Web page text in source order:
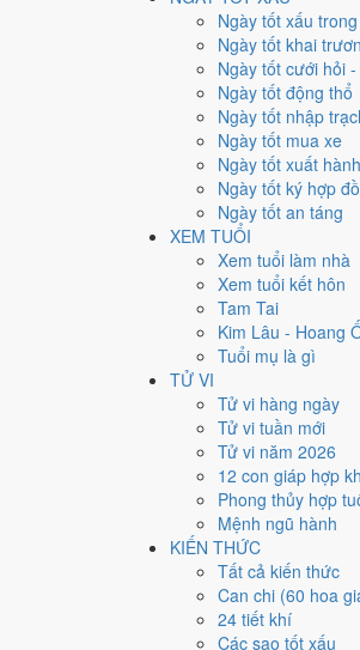
Ngày tốt xấu
Ngày tốt khai
Ngày tốt cưới hỏi
Ngày tốt động thổ
Ngày tốt nhập
Ngày tốt mua xe
Ngày tốt xuất hành
Ngày tốt ký hợp
Ngày tốt an táng
XEM TUỔI
Xem tuổi làm nhà
Xem tuổi kết hôn
Tam Tai
Kim Lâu - Hoang
Tuổi mụ là gì
TỬ VI
Tử vi hàng ngày
Tử vi tuần mới
Tử vi năm 2026
12 con giáp hợp
Phong thủy hợp
Mệnh ngũ hành
KIẾN THỨC
Tất cả kiến thức
Can chi (60 hoa
24 tiết khí
Các sao tốt xấu
Tháng 1 năm 2026
Tháng 11 âm năm 2025
Tân Tỵ
Ngày Tân Tỵ có Trực
định lớn khó đảo ngược.
Dậu, Sửu, Thânhợp ngày;
Ngày 7/1/2026
Ngày 7/1/2026 đạt4.3/10
Huyền Vũ hắc đạo nên điểm
Cưới hỏi - đính hôn
Trung bình